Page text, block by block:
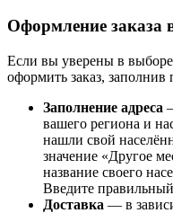
Оформление заказа
Если вы уверены в
оформить заказ,
Заполнение адреса
вашего региона и
нашли свой
значение «Другое
название своего
Введите
Доставка — в